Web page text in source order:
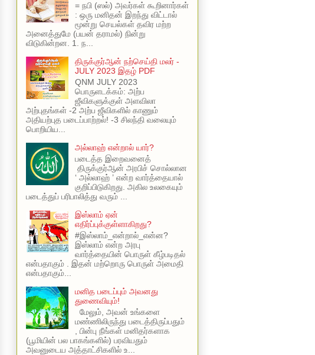
= நபி (ஸல்) அவர்கள் கூறினார்கள்
: ஒரு மனிதன் இறந்து விட்டால்
மூன்று செயல்கள் தவிர மற்ற
அனைத்துமே (பயன் தராமல்) நின்று
விடுகின்றன. 1. ந...
திருக்குர்ஆன் நற்செய்தி மலர் -
JULY 2023 இதழ் PDF
QNM JULY 2023
பொருளடக்கம்: அற்ப
ஜீவிகளுக்குள் அளவிலா
அற்புதங்கள் -2 அற்ப ஜீவிகளில் காணும்
அதியற்புத படைப்பாற்றல்! -3 சிலந்தி வலையும்
பொறியிய...
அல்லாஹ் என்றால் யார்?
படைத்த இறைவனைத்
திருக்குர்ஆன் அரபிச் சொல்லான
‘ அல்லாஹ் ’ என்ற வார்த்தையால்
குறிப்பிடுகிறது. அகில உலகையும்
படைத்துப் பரிபாலித்து வரும் ...
இஸ்லாம் ஏன்
எதிர்ப்புக்குள்ளாகிறது?
#இஸ்லாம்_என்றால்_என்ன?
இஸ்லாம் என்ற அரபு
வார்த்தையின் பொருள் கீழ்படிதல்
என்பதாகும் . இதன் மற்றொரு பொருள் அமைதி
என்பதாகும்...
மனித படைப்பும் அவனது
துணைவியும்!
மேலும், அவன் உங்களை
மண்ணிலிருந்து படைத்திருப்பதும்
, பின்பு நீங்கள் மனிதர்களாக
(பூமியின் பல பாகங்களில்) பரவியதும்
அவனுடைய அத்தாட்சிகளில் உ...